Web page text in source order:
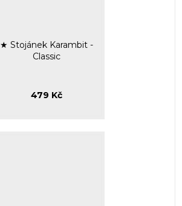
★ Stojánek Karambit -
Classic
479 Kč